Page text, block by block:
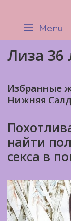
content Menu
Лиза 36
Избранные
Нижняя
найти
секса в